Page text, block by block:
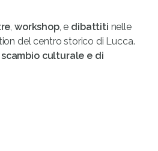
,workshop, e dibattiti nelle
del centro storico di Lucca.
scambio culturale e di